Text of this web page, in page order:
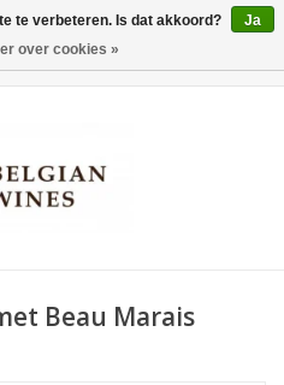
Beau Marais
te verbeteren. Is dat akkoord?
Ja
over cookies »